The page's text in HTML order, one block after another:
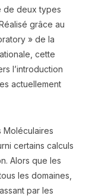
de deux types
grâce au
» de la
cette
l’introduction
actuellement
Moléculaires
certains calculs
Alors que les
les domaines,
par les